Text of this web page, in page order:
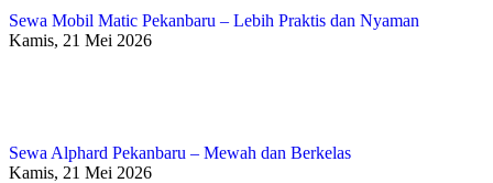
Sewa Mobil Matic Pekanbaru – Lebih Praktis dan Nyaman
Kamis, 21 Mei 2026
Sewa Alphard Pekanbaru – Mewah dan Berkelas
Kamis, 21 Mei 2026